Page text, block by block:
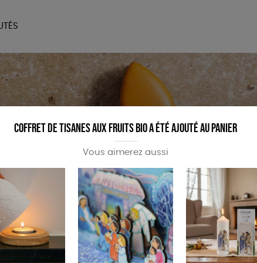
MAISON
LIVRES JEUX
Coffret de tisanes aux fruits Bio a été ajouté au panier
Vous aimerez aussi